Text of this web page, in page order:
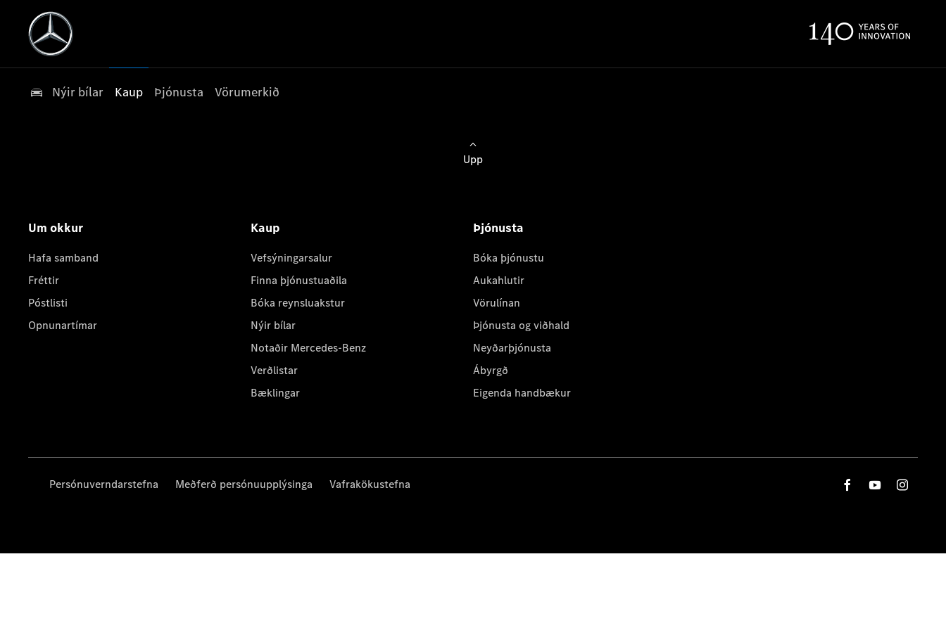
Nýir bílar Kaup Þjónusta Vörumerkið
Upp
Um okkur
Hafa samband
Fréttir
Póstlisti
Opnunartímar
Kaup
Vefsýningarsalur
Finna þjónustuaðila
Bóka reynsluakstur
Nýir bílar
Notaðir Mercedes-Benz
Verðlistar
Bæklingar
Þjónusta
Bóka þjónustu
Aukahlutir
Vörulínan
Þjónusta og viðhald
Neyðarþjónusta
Ábyrgð
Eigenda handbækur
Persónuverndarstefna Meðferð persónuupplýsinga Vafrakökustefna